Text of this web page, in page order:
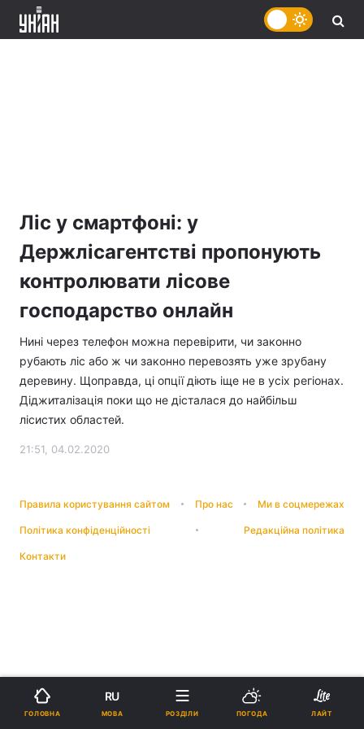
Ліс у смартфоні: у
Держлісагентстві пропонують
контролювати лісове
господарство онлайн
Нині через телефон можна перевірити, чи законно
рубають ліс або ж чи законно перевозять уже зрубану
деревину. Щоправда, ці опції діють іще не в усіх регіонах.
Діджиталізація поки що не дісталася до найбільш
лісистих областей.
21:51, 04.02.2020
Правила користування сайтом Про нас Ми в соцмережах
Політика конфіденційності Редакційна політика
Контакти
ГОЛОВНА
RU
МОВА РОЗДІЛИ ПОГОДА ЛАЙТ